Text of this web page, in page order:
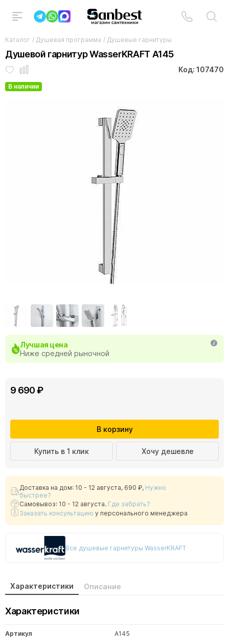
Каталог / Душевая программа / Душевые гарнитуры
Душевой гарнитур WasserKRAFT A145
Код: 107470
В наличии
Лучшая цена
Ниже средней рыночной
9 690 ₽
В корзину
Купить в 1 клик Хочу дешевле
Доставка на дом: 10 - 12 августа, 690 ₽, Нужно
быстрее?
Самовывоз: 10 - 12 августа. Где забрать?
Заказать консультацию у персонального менеджера
Все душевые гарнитуры WasserKRAFT
Характеристики Описание
Характеристики
Артикул A145